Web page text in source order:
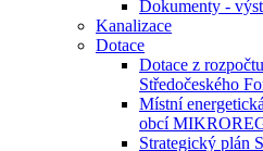
Dokumenty -
Kanalizace
Dotace
Dotace z
Středočeského
Místní
obcí
Strategický plán